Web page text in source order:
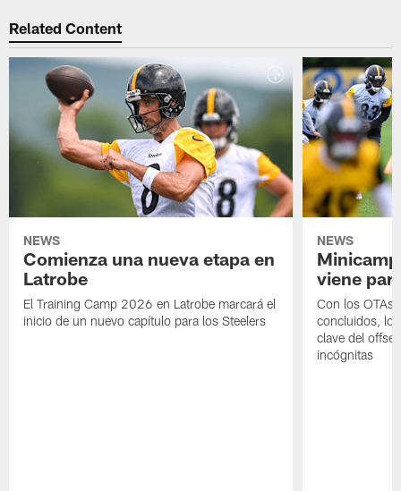
Related Content
NEWS
Comienza una nueva etapa en
Latrobe
El Training Camp 2026 en Latrobe marcará el
inicio de un nuevo capítulo para los Steelers
NEWS
viene
Con los OTAs
concluidos,
clave del
incógnitas